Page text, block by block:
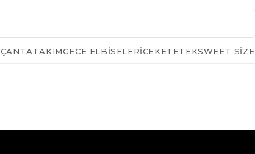
ÇANTATAKIMGECE ELBISELERICEKETETEKSWEET SIZE